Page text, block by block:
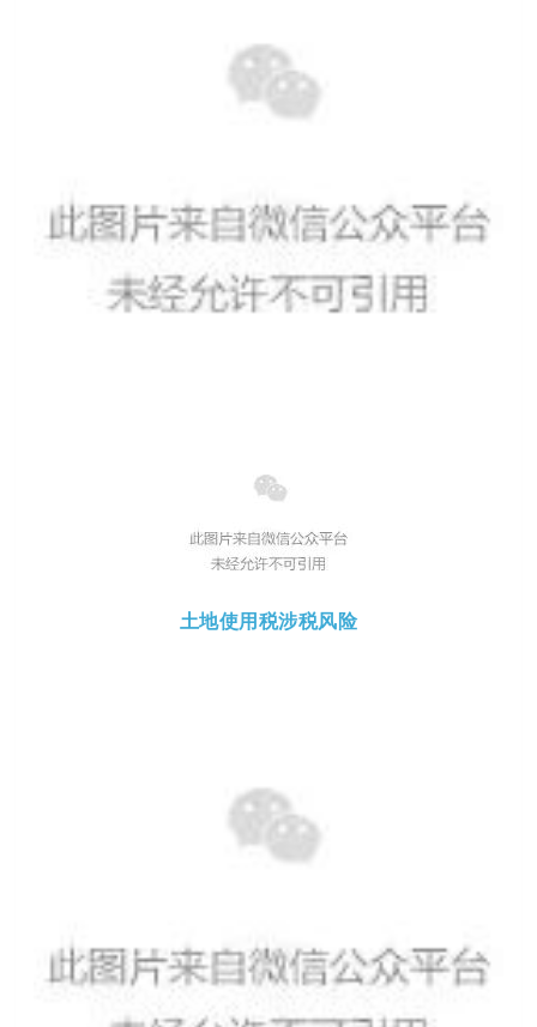
土地使用税涉税风险